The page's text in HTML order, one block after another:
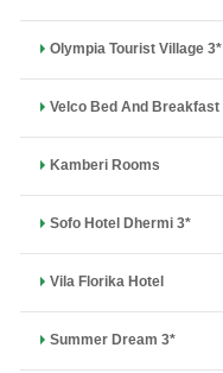
Olympia Tourist Village 3*
Velco Bed And Breakfast
Kamberi Rooms
Sofo Hotel Dhermi 3*
Vila Florika Hotel
Summer Dream 3*